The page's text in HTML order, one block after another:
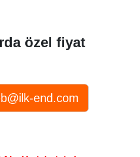
özel fiyat